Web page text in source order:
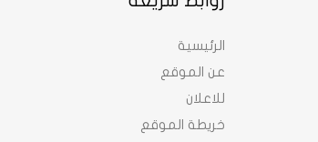
الرئيسية
عن الموقع
للاعلان
خريطة الموقع